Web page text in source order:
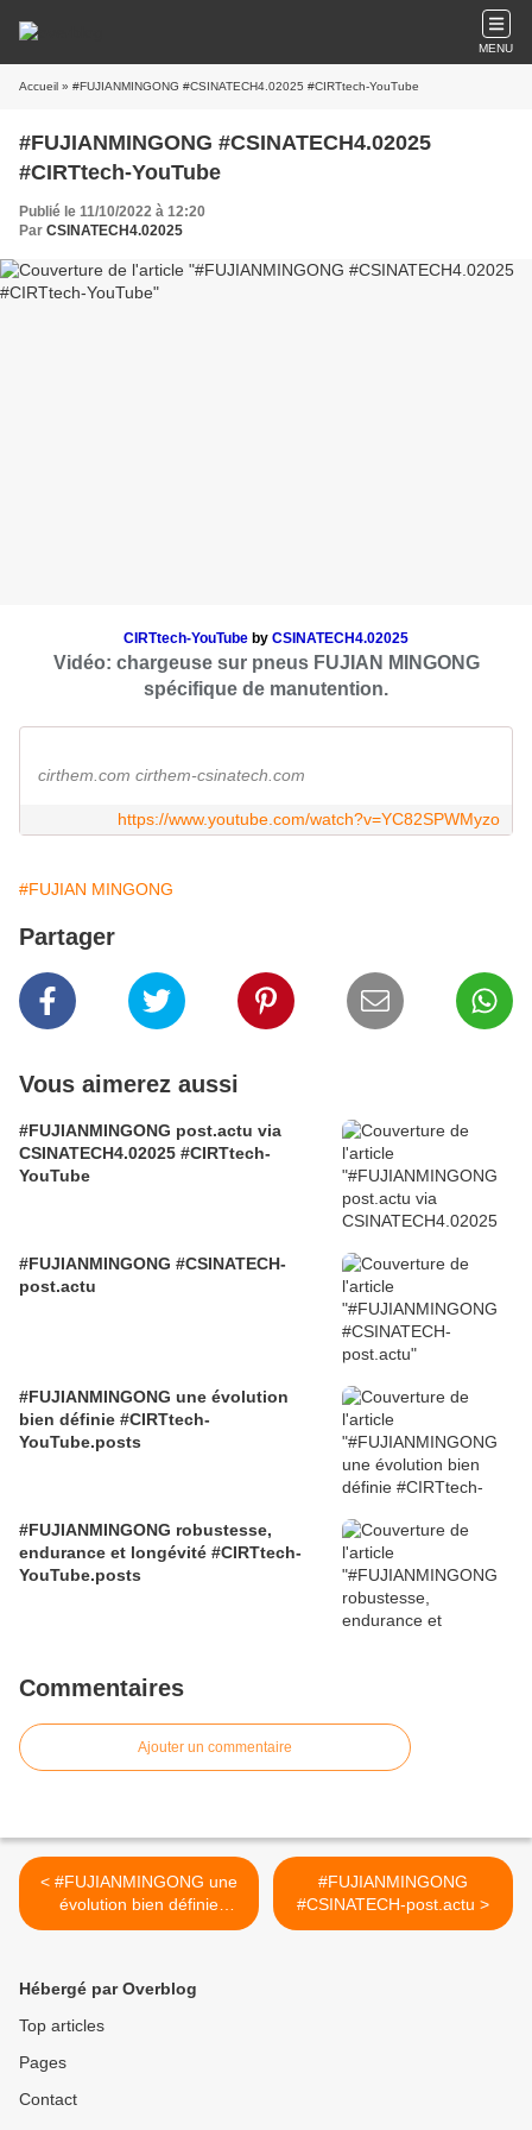
MENU
Accueil » #FUJIANMINGONG #CSINATECH4.02025 #CIRTtech-YouTube
#FUJIANMINGONG #CSINATECH4.02025
#CIRTtech-YouTube
Publié le 11/10/2022 à 12:20
Par CSINATECH4.02025
CIRTtech-YouTube by CSINATECH4.02025
Vidéo: chargeuse sur pneus FUJIAN MINGONG
spécifique de manutention.
cirthem.com cirthem-csinatech.com
https://www.youtube.com/watch?v=YC82SPWMyzo
#FUJIAN MINGONG
Partager
Vous aimerez aussi
#FUJIANMINGONG post.actu via
CSINATECH4.02025 #CIRTtech-
YouTube
#FUJIANMINGONG #CSINATECH-
post.actu
#FUJIANMINGONG une évolution
bien définie #CIRTtech-
YouTube.posts
#FUJIANMINGONG robustesse,
endurance et longévité #CIRTtech-
YouTube.posts
Commentaires
Ajouter un commentaire
< #FUJIANMINGONG une
évolution bien définie
#CIRTtech-YouTube.posts
#FUJIANMINGONG
#CSINATECH-post.actu >
Hébergé par Overblog
Top articles
Pages
Contact